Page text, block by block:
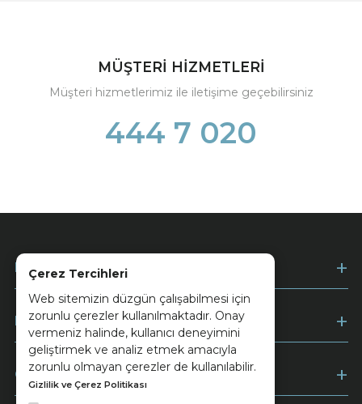
Çerez Tercihleri
Web sitemizin düzgün çalışabilmesi için
zorunlu çerezler kullanılmaktadır. Onay
vermeniz halinde, kullanıcı deneyimini
geliştirmek ve analiz etmek amacıyla
zorunlu olmayan çerezler de kullanılabilir.
Gizlilik ve Çerez Politikası
MÜŞTERİ HİZMETLERİ
Müşteri hizmetlerimiz ile iletişime geçebilirsiniz
444 7 020
Kurumsal
Müşteri Hizmetleri
Ödeme